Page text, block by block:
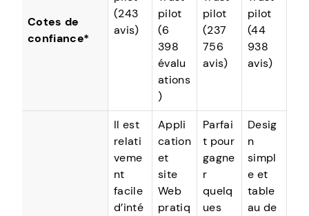
Cotes de
confiance*
(243
avis)
pilot
(6
398
évalu
ations
)
pilot
(237
756
avis)
pilot
(44
938
avis)
Il est
relati
veme
nt
facile
d’inté
Appli
cation
et
site
Web
pratiq
Parfai
t pour
gagne
r
quelq
ues
Desig
n
simpl
e et
table
au de